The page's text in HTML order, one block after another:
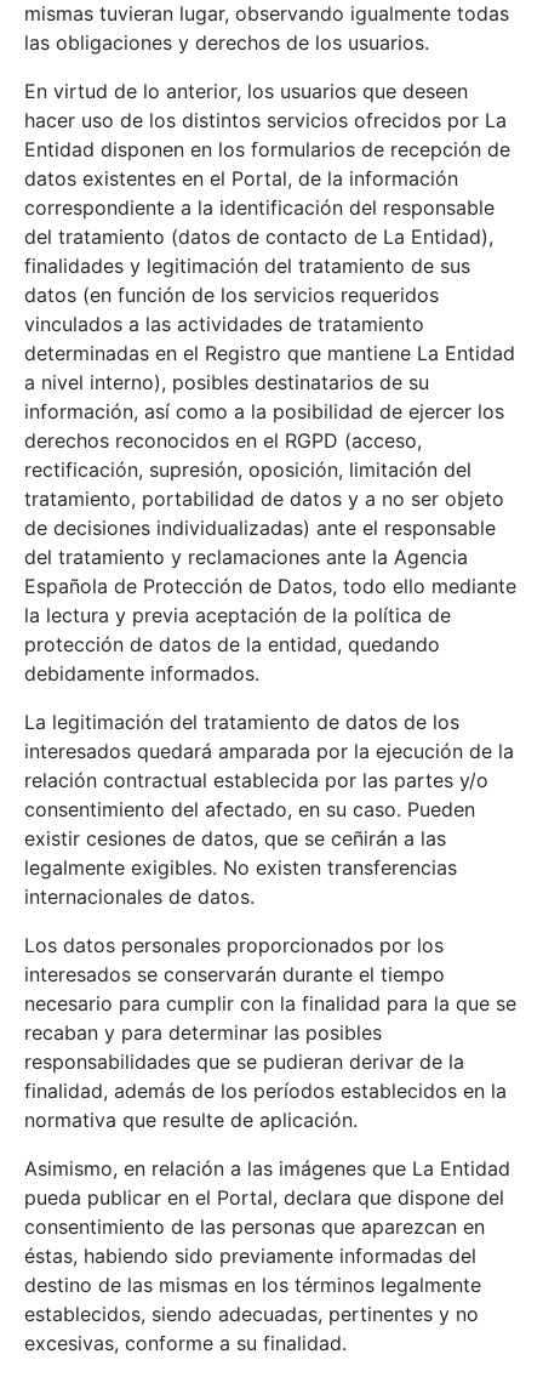
mismas tuvieran lugar, observando igualmente todas
las obligaciones y derechos de los usuarios.
En virtud de lo anterior, los usuarios que deseen
hacer uso de los distintos servicios ofrecidos por La
Entidad disponen en los formularios de recepción de
datos existentes en el Portal, de la información
correspondiente a la identificación del responsable
del tratamiento (datos de contacto de La Entidad),
finalidades y legitimación del tratamiento de sus
datos (en función de los servicios requeridos
vinculados a las actividades de tratamiento
determinadas en el Registro que mantiene La Entidad
a nivel interno), posibles destinatarios de su
información, así como a la posibilidad de ejercer los
derechos reconocidos en el RGPD (acceso,
rectificación, supresión, oposición, limitación del
tratamiento, portabilidad de datos y a no ser objeto
de decisiones individualizadas) ante el responsable
del tratamiento y reclamaciones ante la Agencia
Española de Protección de Datos, todo ello mediante
la lectura y previa aceptación de la política de
protección de datos de la entidad, quedando
debidamente informados.
La legitimación del tratamiento de datos de los
interesados quedará amparada por la ejecución de la
relación contractual establecida por las partes y/o
consentimiento del afectado, en su caso. Pueden
existir cesiones de datos, que se ceñirán a las
legalmente exigibles. No existen transferencias
internacionales de datos.
Los datos personales proporcionados por los
interesados se conservarán durante el tiempo
necesario para cumplir con la finalidad para la que se
recaban y para determinar las posibles
responsabilidades que se pudieran derivar de la
finalidad, además de los períodos establecidos en la
normativa que resulte de aplicación.
Asimismo, en relación a las imágenes que La Entidad
pueda publicar en el Portal, declara que dispone del
consentimiento de las personas que aparezcan en
éstas, habiendo sido previamente informadas del
destino de las mismas en los términos legalmente
establecidos, siendo adecuadas, pertinentes y no
excesivas, conforme a su finalidad.